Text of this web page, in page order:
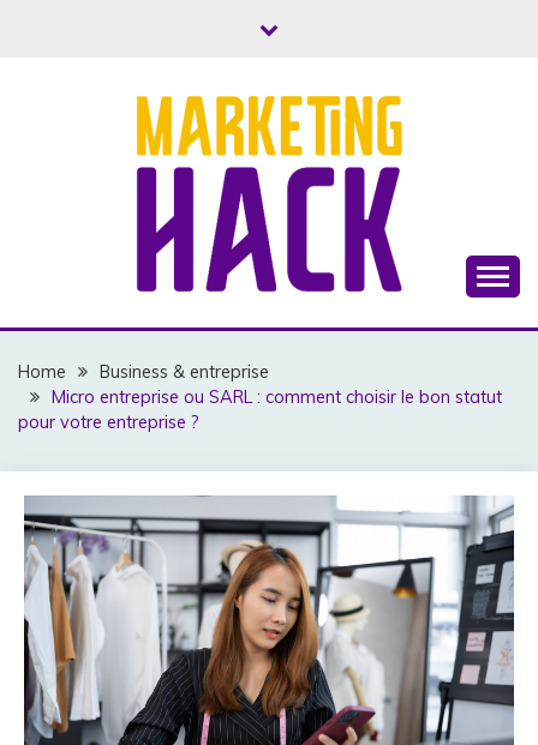
MARKETINGHACK
Home
Business & entreprise
Micro entreprise ou SARL : comment choisir le bon statut
pour votre entreprise ?